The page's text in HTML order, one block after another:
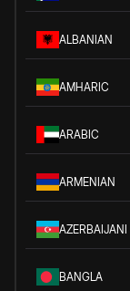
ALBANIAN
AMHARIC
ARABIC
ARMENIAN
AZERBAIJANI
BANGLA